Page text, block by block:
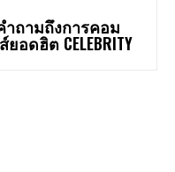
ถามถึงการคอม
ดฮิต CELEBRITY